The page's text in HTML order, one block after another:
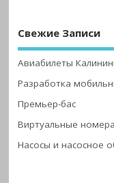
Свежие Записи
Авиабилеты
Разработка
Премьер-бас
Виртуальные номера
Насосы и насосное